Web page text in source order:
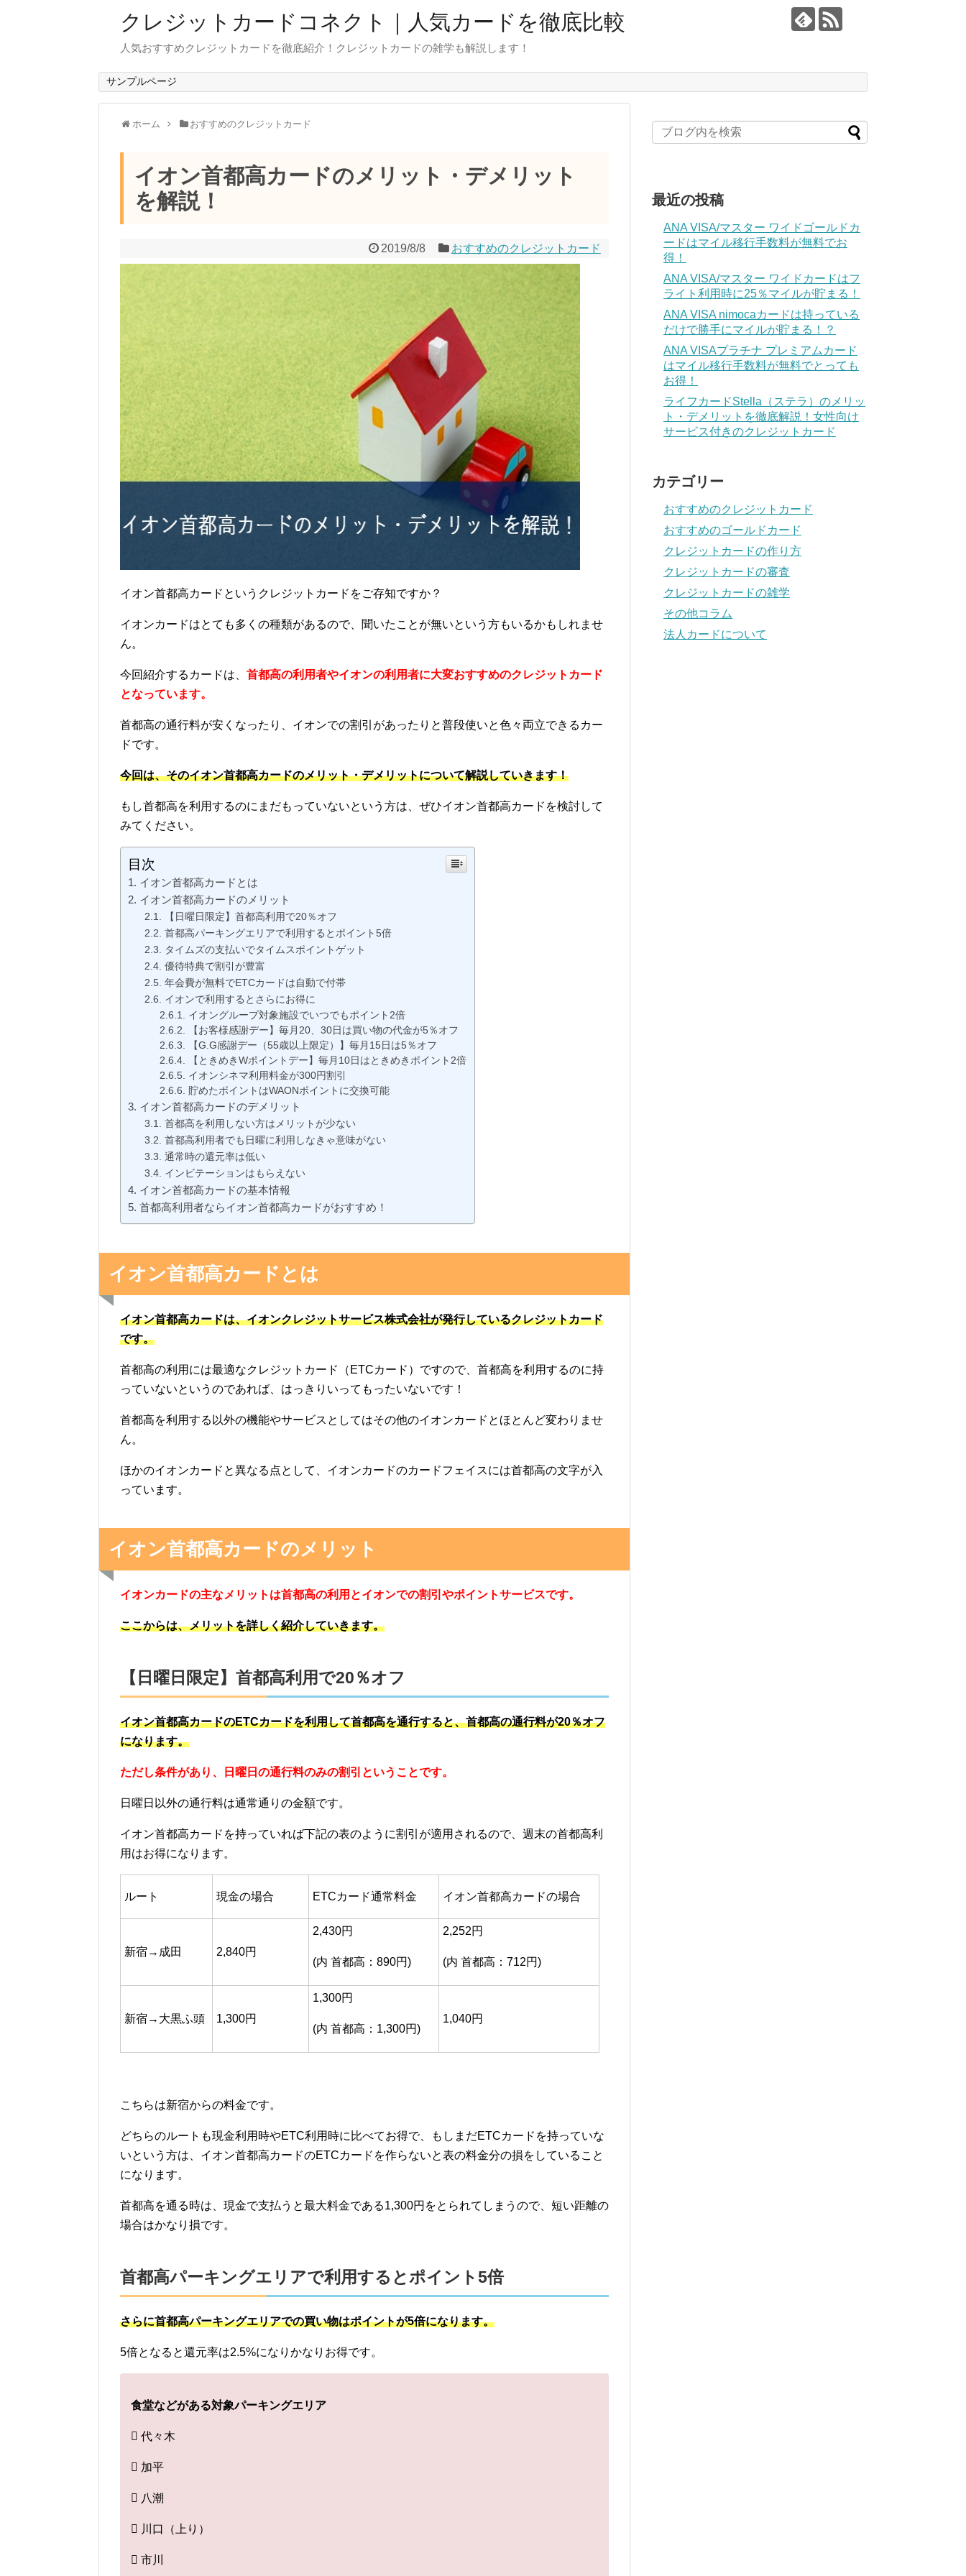
クレジットカードコネクト｜人気カードを徹底比較
人気おすすめクレジットカードを徹底紹介！クレジットカードの雑学も解説します！
サンプルページ
ホーム おすすめのクレジットカード
イオン首都高カードのメリット・デメリット
を解説！
2019/8/8 おすすめのクレジットカード
イオン首都高カードというクレジットカードをご存知ですか？
イオンカードはとても多くの種類があるので、聞いたことが無いという方もいるかもしれませ
ん。
今回紹介するカードは、 首都高の利用者やイオンの利用者に大変おすすめのクレジットカード
となっています。
首都高の通行料が安くなったり、イオンでの割引があったりと普段使いと色々両立できるカー
ドです。
今回は、そのイオン首都高カードのメリット・デメリットについて解説していきます！
もし首都高を利用するのにまだもっていないという方は、ぜひイオン首都高カードを検討して
みてください。
目次
イオン首都高カードとは
イオン首都高カードのメリット
【日曜日限定】首都高利用で20％オフ
首都高パーキングエリアで利用するとポイント5倍
タイムズの支払いでタイムスポイントゲット
優待特典で割引が豊富
年会費が無料でETCカードは自動で付帯
イオンで利用するとさらにお得に
イオングループ対象施設でいつでもポイント2倍
【お客様感謝デー】毎月20、30日は買い物の代金が5％オフ
【G.G感謝デー（55歳以上限定）】毎月15日は5％オフ
【ときめきWポイントデー】毎月10日はときめきポイント2倍
イオンシネマ利用料金が300円割引
貯めたポイントはWAONポイントに交換可能
イオン首都高カードのデメリット
首都高を利用しない方はメリットが少ない
首都高利用者でも日曜に利用しなきゃ意味がない
通常時の還元率は低い
インビテーションはもらえない
イオン首都高カードの基本情報
首都高利用者ならイオン首都高カードがおすすめ！
イオン首都高カードとは
イオン首都高カードは、イオンクレジットサービス株式会社が発行しているクレジットカード
です。
首都高の利用には最適なクレジットカード（ETCカード）ですので、首都高を利用するのに持
っていないというのであれば、はっきりいってもったいないです！
首都高を利用する以外の機能やサービスとしてはその他のイオンカードとほとんど変わりませ
ん。
ほかのイオンカードと異なる点として、イオンカードのカードフェイスには首都高の文字が入
っています。
イオン首都高カードのメリット
イオンカードの主なメリットは首都高の利用とイオンでの割引やポイントサービスです。
ここからは、メリットを詳しく紹介していきます。
【日曜日限定】首都高利用で20％オフ
イオン首都高カードのETCカードを利用して首都高を通行すると、首都高の通行料が20％オフ
になります。
ただし条件があり、日曜日の通行料のみの割引ということです。
日曜日以外の通行料は通常通りの金額です。
イオン首都高カードを持っていれば下記の表のように割引が適用されるので、週末の首都高利
用はお得になります。
ルート 現金の場合 ETCカード通常料金 イオン首都高カードの場合
新宿→成田 2,840円
2,430円
(内 首都高：890円)
2,252円
(内 首都高：712円)
新宿→大黒ふ頭 1,300円
1,300円
(内 首都高：1,300円)
1,040円
こちらは新宿からの料金です。
どちらのルートも現金利用時やETC利用時に比べてお得で、もしまだETCカードを持っていな
いという方は、イオン首都高カードのETCカードを作らないと表の料金分の損をしていること
になります。
首都高を通る時は、現金で支払うと最大料金である1,300円をとられてしまうので、短い距離の
場合はかなり損です。
首都高パーキングエリアで利用するとポイント5倍
さらに首都高パーキングエリアでの買い物はポイントが5倍になります。
5倍となると還元率は2.5%になりかなりお得です。
食堂などがある対象パーキングエリア
 代々木
 加平
 八潮
 川口（上り）
 市川
最近の投稿
ANA VISA/マスター ワイドゴールドカ
ードはマイル移行手数料が無料でお
得！
ANA VISA/マスター ワイドカードはフ
ライト利用時に25％マイルが貯まる！
ANA VISA nimocaカードは持っている
だけで勝手にマイルが貯まる！？
ANA VISAプラチナ プレミアムカード
はマイル移行手数料が無料でとっても
お得！
ライフカードStella（ステラ）のメリッ
ト・デメリットを徹底解説！女性向け
サービス付きのクレジットカード
カテゴリー
おすすめのクレジットカード
おすすめのゴールドカード
クレジットカードの作り方
クレジットカードの審査
クレジットカードの雑学
その他コラム
法人カードについて